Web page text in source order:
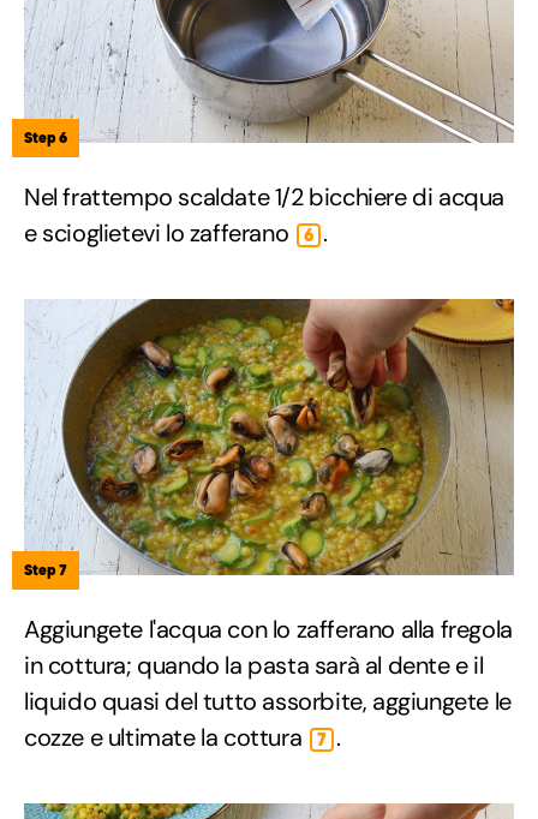
Step 6
Nel frattempo scaldate 1/2 bicchiere di acqua
e scioglietevi lo zafferano
6 .
Step 7
Aggiungete l'acqua con lo zafferano alla fregola
in cottura; quando la pasta sarà al dente e il
liquido quasi del tutto assorbite, aggiungete le
cozze e ultimate la cottura
7 .